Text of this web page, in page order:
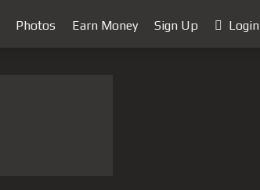
Photos Earn Money Sign Up Login